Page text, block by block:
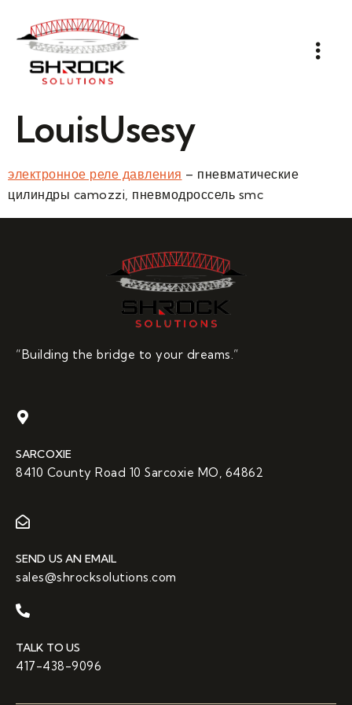
LouisUsesy
электронное реле давления – пневматические
цилиндры camozzi, пневмодроссель smc
“Building the bridge to your dreams.”
SARCOXIE
8410 County Road 10 Sarcoxie MO, 64862
SEND US AN EMAIL
sales@shrocksolutions.com
TALK TO US
417-438-9096